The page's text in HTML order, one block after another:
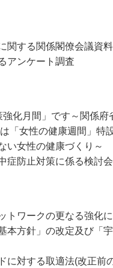
関する関係閣僚会議資料
アンケート調査
化月間」です～関係
「女性の健康週間」特
い女性の健康づくり～
症防止対策に係る検討
トワークの更なる強化
本方針」の改定及び「
に対する取適法(改正前